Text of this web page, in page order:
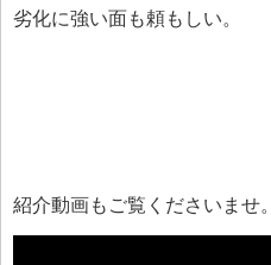
劣化に強い面も頼もしい。
紹介動画もご覧くださいませ。